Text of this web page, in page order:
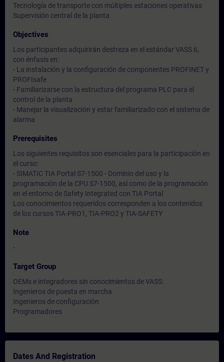
Tecnología de transporte con múltiples estaciones operativas
Supervisión central de la planta
Objectives
Los participantes adquirirán destreza en el estándar VASS 6,
con énfasis en:
- La instalación y la configuración de componentes PROFINET y
PROFIsafe
- Familiarizarse con la estructura del programa PLC para el
control de la planta
- Manejar la visualización y estar familiarizado con el sistema de
alarma
Prerequisites
Los siguientes requisitos son esenciales para la participación en
el curso:
- SIMATIC TIA Portal S7-1500 - Dominio del uso y la
programación de la CPU S7-1500, así como de la programación
en el entorno de Safety Integrated con TIA Portal
Los conocimientos requeridos corresponden a los contenidos
de los cursos TIA-PRO1, TIA-PRO2 y TIA-SAFETY
Note
-
Target Group
OEMs e integradores sin conocimientos de VASS:
Ingenieros de puesta en marcha
Ingenieros de configuración
Programadores
Dates And Registration